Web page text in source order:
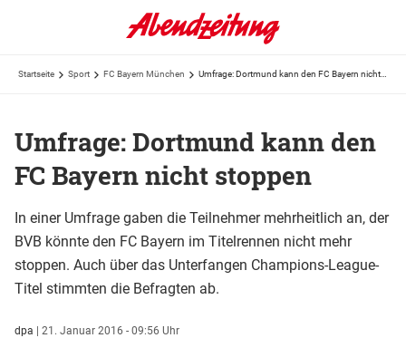
Startseite Sport FC Bayern München
Umfrage: Dortmund kann den
FC Bayern nicht stoppen
In einer Umfrage gaben die Teilnehmer mehrheitlich an, der
BVB könnte den FC Bayern im Titelrennen nicht mehr
stoppen. Auch über das Unterfangen Champions-League-
Titel stimmten die Befragten ab.
dpa | 21. Januar 2016 - 09:56 Uhr